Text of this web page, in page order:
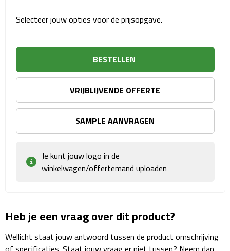
Fietstassen
Koeltassen & koelboxen
Strandtassen
Picknick rugtassen
Matrozentassen
Selecteer jouw opties voor de prijsopgave.
BESTELLEN
VRIJBLIJVENDE OFFERTE
SAMPLE AANVRAGEN
Je kunt jouw logo in de
winkelwagen/offertemand uploaden
Heb je een vraag over dit product?
Wellicht staat jouw antwoord tussen de product omschrijving